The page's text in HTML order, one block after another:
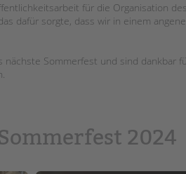
für die Organisation
dafür sorgte, dass wir in einem
Sommerfest und sind dankbar
2024